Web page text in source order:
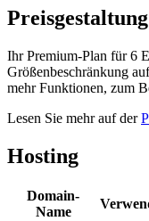
Preisgestaltung
Ihr Premium-Plan für 6
Größenbeschränkung
mehr Funktionen, zum
Lesen Sie mehr auf der
Hosting
Domain-
Name